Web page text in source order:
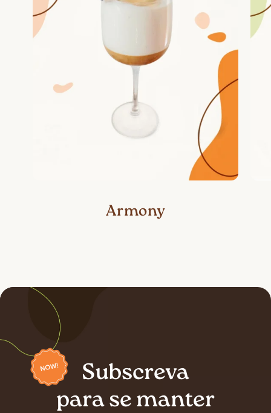
Armony
Subscreva
para se manter